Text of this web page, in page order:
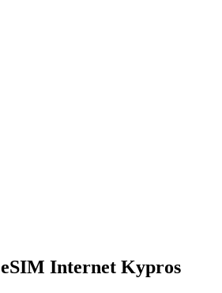
eSIM Internet Kypros